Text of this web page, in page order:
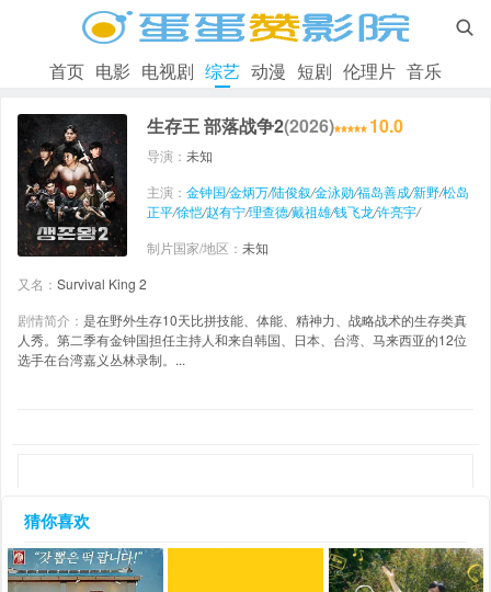

首页 电影 电视剧 综艺 动漫 短剧 伦理片 音乐
生存王 部落战争2(2026) 10.0
导演： 未知
主演： 金钟国/金炳万/陆俊叙/金泳勋/福岛善成/新野/松岛
正平/徐恺/赵有宁/理查德/戴祖雄/钱飞龙/许亮宇/
制片国家/地区： 未知
又名： Survival King 2
剧情简介： 是在野外生存10天比拼技能、体能、精神力、战略战术的生存类真
人秀。第二季有金钟国担任主持人和来自韩国、日本、台湾、马来西亚的12位
选手在台湾嘉义丛林录制。...
猜你喜欢